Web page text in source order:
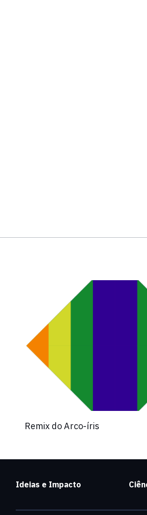
Remix do Arco-íris
Ideias e Impacto